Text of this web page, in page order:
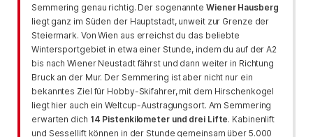
Semmering genau richtig. Der sogenannte Wiener Hausberg
liegt ganz im Süden der Hauptstadt, unweit zur Grenze der
Steiermark. Von Wien aus erreichst du das beliebte
Wintersportgebiet in etwa einer Stunde, indem du auf der A2
bis nach Wiener Neustadt fährst und dann weiter in Richtung
Bruck an der Mur. Der Semmering ist aber nicht nur ein
bekanntes Ziel für Hobby-Skifahrer, mit dem Hirschenkogel
liegt hier auch ein Weltcup-Austragungsort. Am Semmering
erwarten dich 14 Pistenkilometer und drei Lifte. Kabinenlift
und Sessellift können in der Stunde gemeinsam über 5.000